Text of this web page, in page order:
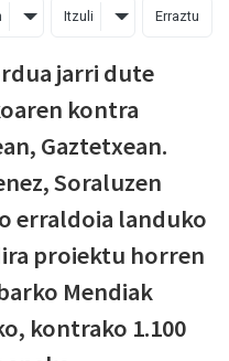
Itzuli Erraztu
jarri dute
kontra
Gaztetxean.
Soraluzen
erraldoia landuko
proiektu horren
Mendiak
kontrako 1.100